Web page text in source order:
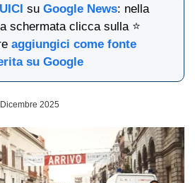
suGoogle News: nella
schermata clicca sulla ⭐
aggiungici come fonte
su Google
2025